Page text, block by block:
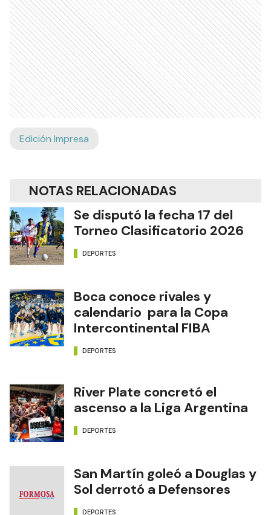
Edición Impresa
NOTAS RELACIONADAS
Se disputó la fecha 17 del
Torneo Clasificatorio 2026
DEPORTES
Boca conoce rivales y
calendario para la Copa
Intercontinental FIBA
DEPORTES
River Plate concretó el
ascenso a la Liga Argentina
DEPORTES
San Martín goleó a Douglas y
Sol derrotó a Defensores
DEPORTES